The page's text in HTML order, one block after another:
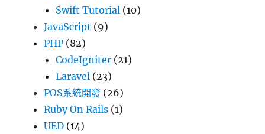
Swift Tutorial (10)
JavaScript (9)
PHP (82)
CodeIgniter (21)
Laravel (23)
POS系統開發 (26)
Ruby On Rails (1)
UED (14)